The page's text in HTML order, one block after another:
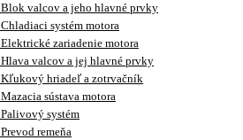
Blok valcov a jeho hlavné prvky
Chladiaci systém motora
Elektrické zariadenie motora
Hlava valcov a jej hlavné prvky
Kľukový hriadeľ a zotrvačník
Mazacia sústava motora
Palivový systém
Prevod remeňa